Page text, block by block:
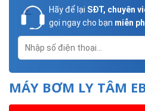
Hãy để lại SĐT, chuyên
gọi ngay cho bạn miễn
MÁY BƠM LY TÂM